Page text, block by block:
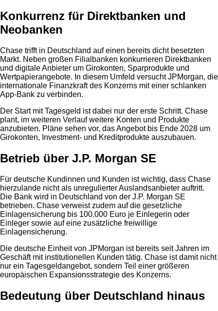
Konkurrenz für Direktbanken und
Neobanken
Chase trifft in Deutschland auf einen bereits dicht besetzten
Markt. Neben großen Filialbanken konkurrieren Direktbanken
und digitale Anbieter um Girokonten, Sparprodukte und
Wertpapierangebote. In diesem Umfeld versucht JPMorgan, die
internationale Finanzkraft des Konzerns mit einer schlanken
App-Bank zu verbinden.
Der Start mit Tagesgeld ist dabei nur der erste Schritt. Chase
plant, im weiteren Verlauf weitere Konten und Produkte
anzubieten. Pläne sehen vor, das Angebot bis Ende 2028 um
Girokonten, Investment- und Kreditprodukte auszubauen.
Betrieb über J.P. Morgan SE
Für deutsche Kundinnen und Kunden ist wichtig, dass Chase
hierzulande nicht als unregulierter Auslandsanbieter auftritt.
Die Bank wird in Deutschland von der J.P. Morgan SE
betrieben. Chase verweist zudem auf die gesetzliche
Einlagensicherung bis 100.000 Euro je Einlegerin oder
Einleger sowie auf eine zusätzliche freiwillige
Einlagensicherung.
Die deutsche Einheit von JPMorgan ist bereits seit Jahren im
Geschäft mit institutionellen Kunden tätig. Chase ist damit nicht
nur ein Tagesgeldangebot, sondern Teil einer größeren
europäischen Expansionsstrategie des Konzerns.
Bedeutung über Deutschland hinaus